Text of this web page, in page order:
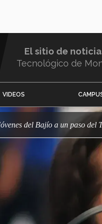
El sitio de
Tecnológico de
VIDEOS
Jóvenes del Bajío a un paso